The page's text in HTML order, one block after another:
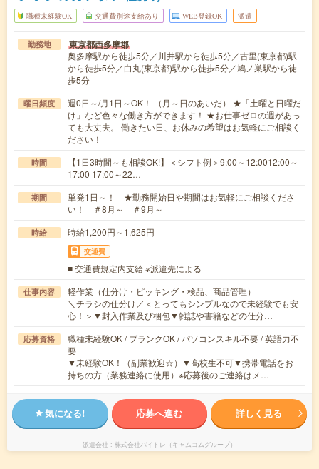
職種未経験OK 交通費別途支給あり WEB登録OK 派遣
勤務地 東京都西多摩郡
奥多摩駅から徒歩5分／川井駅から徒歩5分／古里(東京都)駅
から徒歩5分／白丸(東京都)駅から徒歩5分／鳩ノ巣駅から徒
歩5分
曜日頻度
週0日～/月1日～OK！ （月～日のあいだ） ★「土曜と日曜だ
け」など色々な働き方ができます！ ★お仕事ゼロの週があっ
ても大丈夫。 働きたい日、お休みの希望はお気軽にご相談く
ださい！
時間
【1日3時間～も相談OK!】＜シフト例＞9:00～12:0012:00～
17:00 17:00～22…
期間
単発1日～！ ★勤務開始日や期間はお気軽にご相談くださ
い！ ＃8月～ ＃9月～
時給 時給1,200円～1,625円
交通費
■ 交通費規定内支給 ※派遣先による
仕事内容
軽作業（仕分け・ピッキング・検品、商品管理）
＼チラシの仕分け／＜とってもシンプルなので未経験でも安
心！＞▼封入作業及び梱包▼雑誌や書籍などの仕分…
応募資格
職種未経験OK / ブランクOK / パソコンスキル不要 / 英語力不
要
▼未経験OK！（副業歓迎☆）▼高校生不可▼携帯電話をお
持ちの方（業務連絡に使用）※応募後のご連絡はメ…
気になる! 応募へ進む 詳しく見る
派遣会社 株式会社バイトレ（キャムコムグループ）